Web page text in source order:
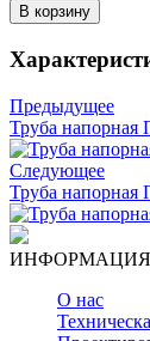
Предыдущее
Труба
Следующее
Труба
О нас